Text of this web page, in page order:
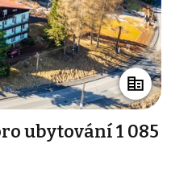
ubytování 1 085